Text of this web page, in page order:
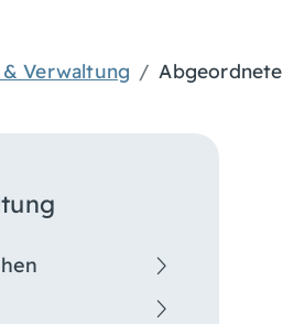
Verwaltung Abgeordnete